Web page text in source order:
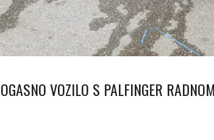
VOZILO S PALFINGER